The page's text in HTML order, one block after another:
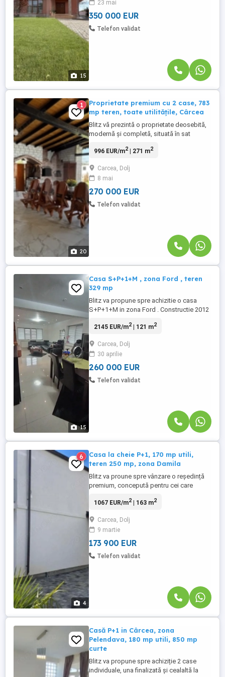
15
comercializare, aspect care se reflectă în
atenția ...
23 mai
350 000 EUR
Telefon validat
20
1
Proprietate premium cu 2 case, 783
mp teren, toate utilitățile, Cârcea
Blitz vă prezintă o proprietate deosebită,
modernă și completă, situată în sat
exclusiv pe străzi asfaltate. Amplasată pe
deschidere generoasă de 29 ml,
proprietatea impresionează prin spațiu,
funcționalitate și atenția acordată ...
996 EUR/m2| 271 m2
Carcea, Dolj
8 mai
270 000 EUR
Telefon validat
15
Casa S+P+1+M , zona Ford , teren
329 mp
Blitz va propune spre achizitie o casa
S+P+1+M in zona Ford . Constructie 2012
teren de 329 mp . Compartimentarea este
depozitare , Parter : bucatarie ,un living
foarte generos , baie si o terasa acoperita
.Etaj : trei dormitoare ...
2145 EUR/m2| 121 m2
Carcea, Dolj
30 aprilie
260 000 EUR
Telefon validat
4
6
Casa la cheie P+1, 170 mp utili,
teren 250 mp, zona Damila
Blitz va proune spre vânzare o reședință
premium, concepută pentru cei care
modernă. Proprietatea este construită din
placă de beton inclusiv peste etaj, oferind
siguranță, durabilitate și un standard
ridicat de ...
1067 EUR/m2| 163 m2
Carcea, Dolj
9 martie
173 900 EUR
Telefon validat
Casă P+1 in Cârcea, zona
Pelendava, 180 mp utili, 850 mp
curte
Blitz va propune spre achiziție 2 case
individuale, una finalizată și cealaltă la